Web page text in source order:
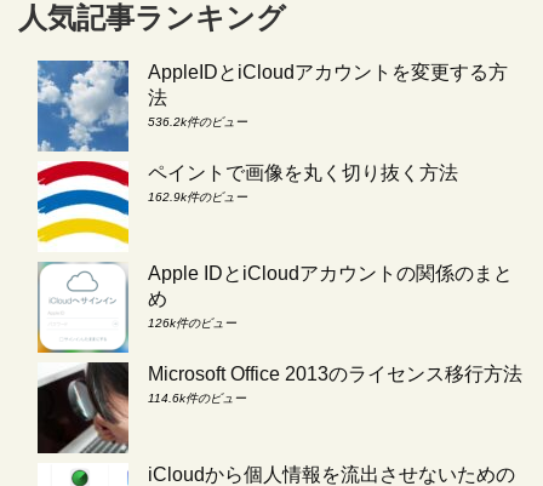
人気記事ランキング
AppleIDとiCloudアカウントを変更する方
法
536.2k件のビュー
ペイントで画像を丸く切り抜く方法
162.9k件のビュー
Apple IDとiCloudアカウントの関係のまと
め
126k件のビュー
Microsoft Office 2013のライセンス移行方法
114.6k件のビュー
iCloudから個人情報を流出させないための